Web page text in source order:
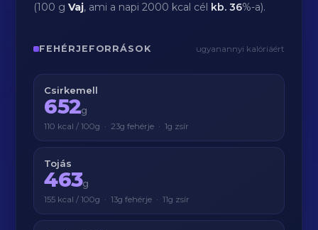
(100 gVaj, ami a napi 2000 kcal cél kb.36%-a).
FEHÉRJEFORRÁSOK ugyanannyi kalóriáért
Csirkemell
652g
110 kcal / 100g · 23g fehérje · 1g zsír
Tojás
463g
155 kcal / 100g · 13g fehérje · 11g zsír